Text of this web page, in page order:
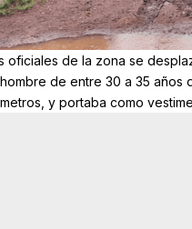
oficiales de la zona se
de entre 30 a 35
y portaba como